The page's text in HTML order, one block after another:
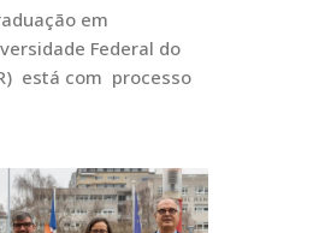
em
Federal do
está com processo